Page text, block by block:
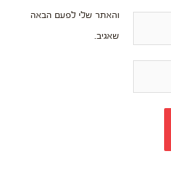
והאתר שלי לפעם הבאה
שאגיב.